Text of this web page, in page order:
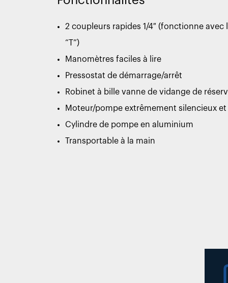
2 coupleurs rapides 1/4″ (fonctionne avec
“T”)
Manomètres faciles à lire
Pressostat de démarrage/arrêt
Robinet à bille vanne de vidange de
Moteur/pompe extrêmement silencieux
Cylindre de pompe en aluminium
Transportable à la main